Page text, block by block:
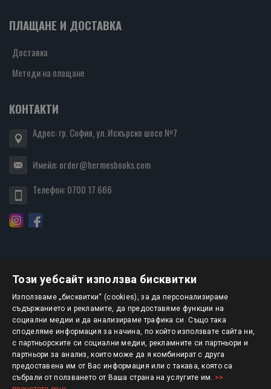
ПЛАЩАНЕ И ДОСТАВКА
Доставка
Методи на плащане
КОНТАКТИ
Адрес: гр. София, ул. Искърско шосе №7
Имейл:order@hermesbooks.com
Телефон:0700 17 666
БЮЛЕТИН
АБОНИРАНЕ
Авторско право © 2025 HERMESBOOKS.BG
Този уебсайт използва бисквитки
Използваме „бисквитки“ (cookies), за да персонализираме
съдържанието и рекламите, да предоставяме функции на
социални медии и да анализираме трафика си. Също така
споделяме информация за начина, по който използвате сайта ни,
с партньорските си социални медии, рекламните си партньори и
партньори за анализ, които може да я комбинират с друга
предоставена им от Вас информация или с такава, която са
събрали от ползването от Ваша страна на услугите им. >>